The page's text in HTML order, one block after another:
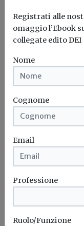
sostenibile
italiano.
Cortexa
Registrati alle
omaggio l’Ebook
collegate edito
Nome
Cognome
Email
Professione
Ruolo/Funzione